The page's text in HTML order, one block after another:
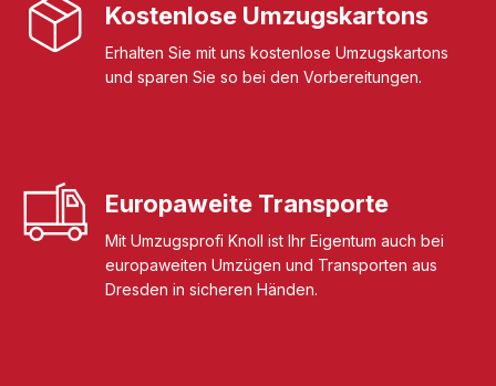
Kostenlose Umzugskartons
Erhalten Sie mit uns kostenlose Umzugskartons
und sparen Sie so bei den Vorbereitungen.
Europaweite Transporte
Mit Umzugsprofi Knoll ist Ihr Eigentum auch bei
europaweiten Umzügen und Transporten aus
Dresden in sicheren Händen.